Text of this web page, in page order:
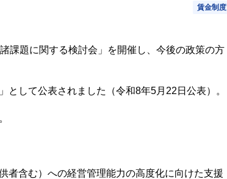
賃金制度
課題に関する検討会」を開催し、今後の政策の方
して公表されました（令和8年5月22日公表）。
含む）への経営管理能力の高度化に向けた支援